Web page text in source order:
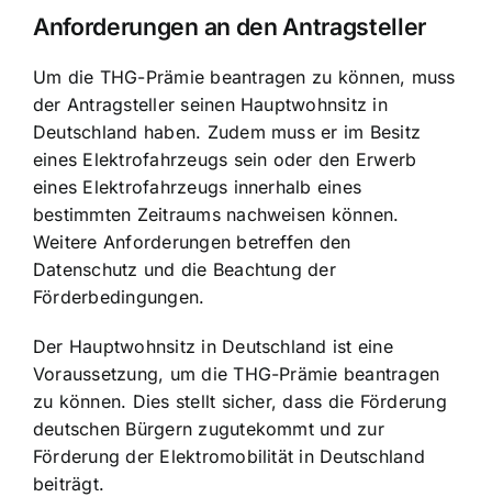
Anforderungen an den Antragsteller
Um die THG-Prämie beantragen zu können, muss
der Antragsteller seinen Hauptwohnsitz in
Deutschland haben. Zudem muss er im Besitz
eines Elektrofahrzeugs sein oder den Erwerb
eines Elektrofahrzeugs innerhalb eines
bestimmten Zeitraums nachweisen können.
Weitere Anforderungen betreffen den
Datenschutz und die Beachtung der
Förderbedingungen.
Der Hauptwohnsitz in Deutschland ist eine
Voraussetzung, um die THG-Prämie beantragen
zu können. Dies stellt sicher, dass die Förderung
deutschen Bürgern zugutekommt und zur
Förderung der Elektromobilität in Deutschland
beiträgt.